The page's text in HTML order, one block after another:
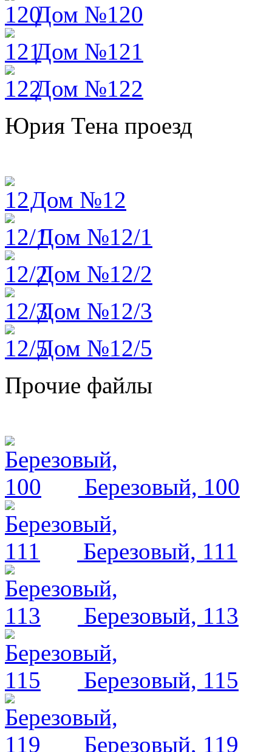
Дом №120
Дом №121
Дом №122
Юрия Тена проезд
Дом №12
Дом №12/1
Дом №12/2
Дом №12/3
Дом №12/5
Прочие файлы
Березовый, 100
Березовый, 111
Березовый, 113
Березовый, 115
Березовый, 119